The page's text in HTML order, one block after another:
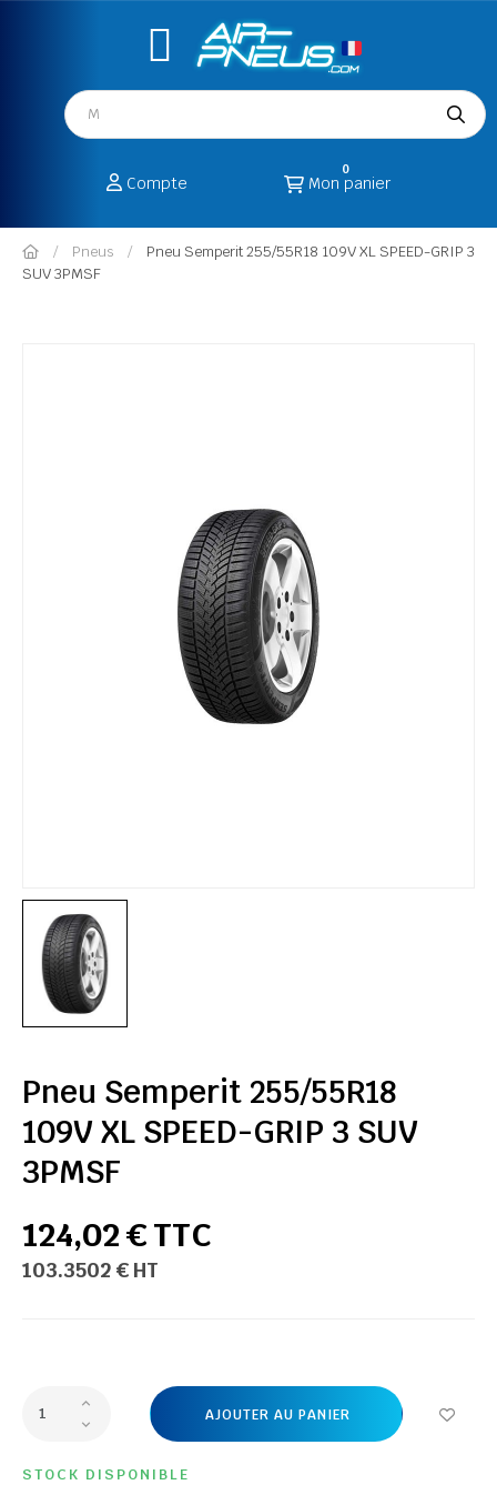
Compte Mon panier
0
Pneus
Pneu Semperit 255/55R18 109V XL SPEED-GRIP 3
SUV 3PMSF
Pneu Semperit 255/55R18
109V XL SPEED-GRIP 3 SUV
3PMSF
124,02 € TTC
103.3502 € HT
AJOUTER AU PANIER
STOCK DISPONIBLE